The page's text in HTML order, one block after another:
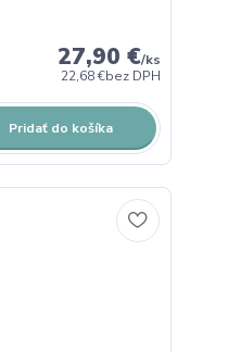
27,90 €/ks
22,68 €bez DPH
Pridať do košíka